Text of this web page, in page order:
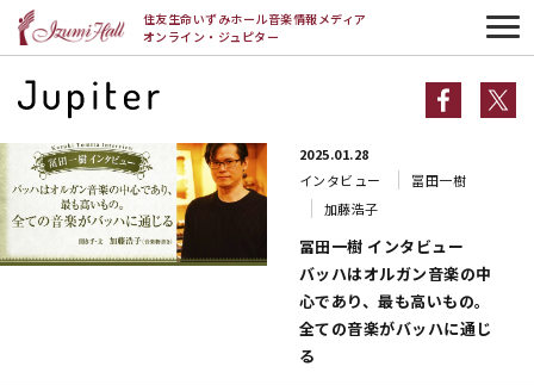
住友生命いずみホール音楽情報メディア
オンライン・ジュピター
加藤浩子
加藤浩子一覧
2025.01.28
インタビュー
冨田一樹
加藤浩子
冨田一樹 インタビュー
バッハはオルガン音楽の中
心であり、最も高いもの。
全ての音楽がバッハに通じ
る